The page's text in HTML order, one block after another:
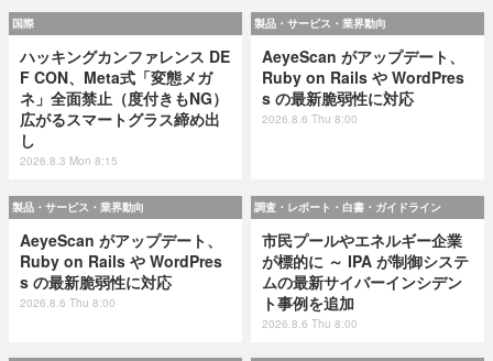
国際
ハッキングカンファレンス DE
F CON、Meta式「変態メガ
ネ」全面禁止（度付きもNG）
広がるスマートグラス締め出
し
2026.8.3 Mon 8:15
製品・サービス・業界動向
AeyeScan がアップデート、
Ruby on Rails や WordPres
s の最新脆弱性に対応
2026.8.6 Thu 8:00
製品・サービス・業界動向
AeyeScan がアップデート、
Ruby on Rails や WordPres
s の最新脆弱性に対応
2026.8.6 Thu 8:00
調査・レポート・白書・ガイドライン
市民プールやエネルギー企業
が標的に ～ IPA が制御システ
ムの最新サイバーインシデン
ト事例を追加
2026.8.6 Thu 8:00